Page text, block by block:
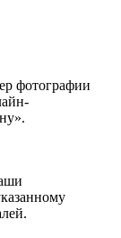
фотографии